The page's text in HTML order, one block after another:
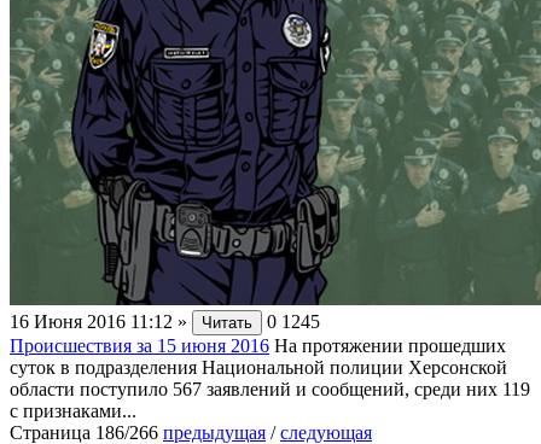
16 Июня 2016 11:12 » Читать 0 1245
Происшествия за 15 июня 2016 На протяжении прошедших
суток в подразделения Национальной полиции Херсонской
области поступило 567 заявлений и сообщений, среди них 119
с признаками...
Страница 186/266 предыдущая /следующая